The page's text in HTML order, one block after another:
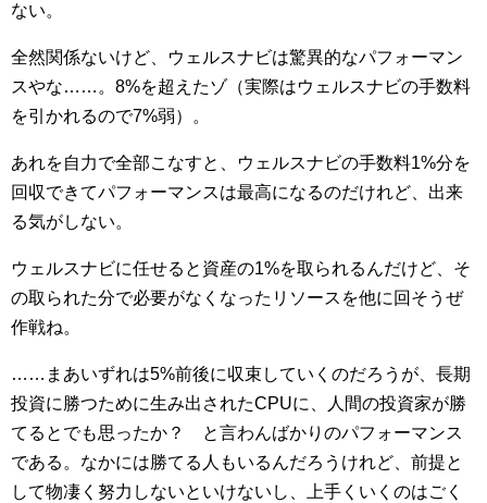
ない。
全然関係ないけど、ウェルスナビは驚異的なパフォーマン
スやな……。8%を超えたゾ（実際はウェルスナビの手数料
を引かれるので7%弱）。
あれを自力で全部こなすと、ウェルスナビの手数料1%分を
回収できてパフォーマンスは最高になるのだけれど、出来
る気がしない。
ウェルスナビに任せると資産の1%を取られるんだけど、そ
の取られた分で必要がなくなったリソースを他に回そうぜ
作戦ね。
……まあいずれは5%前後に収束していくのだろうが、長期
投資に勝つために生み出されたCPUに、人間の投資家が勝
てるとでも思ったか？ と言わんばかりのパフォーマンス
である。なかには勝てる人もいるんだろうけれど、前提と
して物凄く努力しないといけないし、上手くいくのはごく